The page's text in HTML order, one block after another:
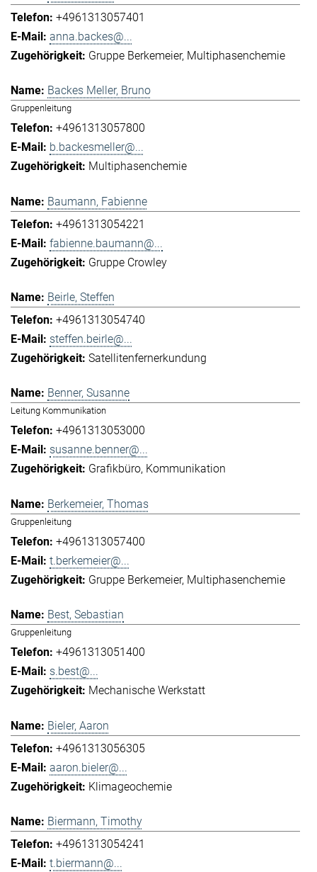
+4961313057401
anna.backes@...
Gruppe Berkemeier Multiphasenchemie
Backes Meller, Bruno
Gruppenleitung
+4961313057800
b.backesmeller@...
Multiphasenchemie
Baumann, Fabienne
+4961313054221
fabienne.baumann@...
Gruppe Crowley
Beirle, Steffen
+4961313054740
steffen.beirle@...
Satellitenfernerkundung
Benner, Susanne
Leitung Kommunikation
+4961313053000
susanne.benner@...
Grafikbüro Kommunikation
Berkemeier, Thomas
Gruppenleitung
+4961313057400
t.berkemeier@...
Gruppe Berkemeier Multiphasenchemie
Best, Sebastian
Gruppenleitung
+4961313051400
s.best@...
Mechanische Werkstatt
Bieler, Aaron
+4961313056305
aaron.bieler@...
Klimageochemie
Biermann, Timothy
+4961313054241
t.biermann@...